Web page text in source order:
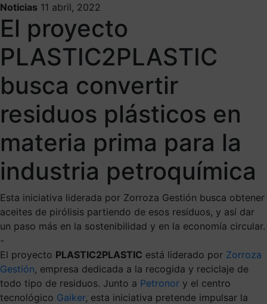
Noticias 11 abril, 2022
El proyecto
PLASTIC2PLASTIC
busca convertir
residuos plásticos en
materia prima para la
industria petroquímica
Esta iniciativa liderada por Zorroza Gestión busca obtener
aceites de pirólisis partiendo de esos residuos, y así dar
un paso más en la sostenibilidad y en la economía circular.
-
El proyecto PLASTIC2PLASTIC está liderado por Zorroza
Gestión, empresa dedicada a la recogida y reciclaje de
todo tipo de residuos. Junto a Petronor y el centro
tecnológico Gaiker, esta iniciativa pretende impulsar la